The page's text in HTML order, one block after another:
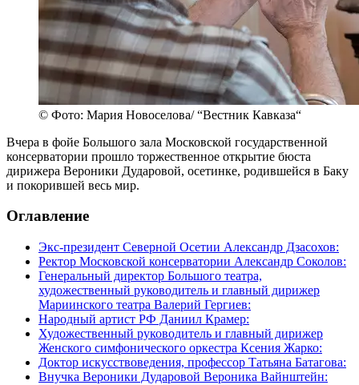
© Фото: Мария Новоселова/ “Вестник Кавказа“
Вчера в фойе Большого зала Московской государственной
консерватории прошло торжественное открытие бюста
дирижера Вероники Дударовой, осетинке, родившейся в Баку
и покорившей весь мир.
Оглавление
Экс-президент Северной Осетии Александр Дзасохов:
Ректор Московской консерватории Александр Соколов:
Генеральный директор Большого театра,
художественный руководитель и главный дирижер
Мариинского театра Валерий Гергиев:
Народный артист РФ Даниил Крамер:
Художественный руководитель и главный дирижер
Женского симфонического оркестра Ксения Жарко:
Доктор искусствоведения, профессор Татьяна Батагова:
Внучка Вероники Дударовой Вероника Вайнштейн: